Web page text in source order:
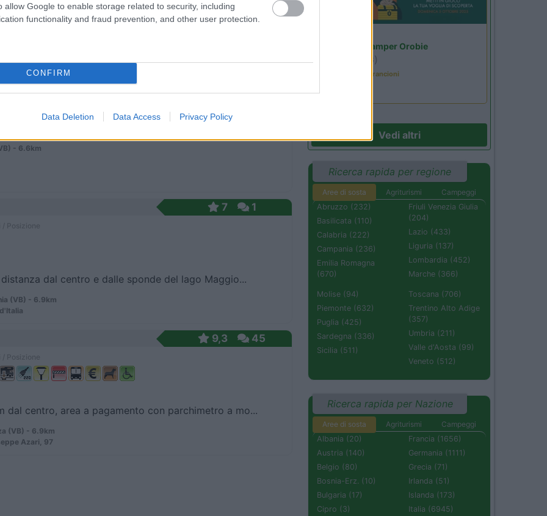
allow Google to enable storage related to security, including
functionality and fraud prevention, and other user protection.
CONFIRM
Data Deletion Data Access Privacy Policy
misto auto senza servizi.
Posizione
- 6.6km
7 1
dal centro e dalle sponde del lago Maggio...
(VB) - 6.9km
9,3 45
dal centro, area a pagamento con parchimetro a mo...
(VB) - 6.9km
Azari, 97
Area Sosta Camper Orobie
(BG)
Caccia ai tesori arancioni
Vedi altri
Ricerca rapida per regione
Aree di sosta Agriturismi
Campeggi
Abruzzo (232)
Basilicata (110)
Calabria (222)
Campania (236)
Emilia Romagna
(670)
Friuli Venezia Giulia
(204)
Lazio (433)
Liguria (137)
Lombardia (452)
Marche (366)
Molise (94)
Piemonte (632)
Puglia (425)
Sardegna (336)
Sicilia (511)
Toscana (706)
Trentino Alto Adige
(357)
Umbria (211)
Valle d'Aosta (99)
Veneto (512)
Ricerca rapida per Nazione
Aree di sosta Agriturismi
Campeggi
Albania (20)
Austria (140)
Belgio (80)
Bosnia-Erz. (10)
Bulgaria (17)
Cipro (3)
Francia (1656)
Germania (1111)
Grecia (71)
Irlanda (51)
Islanda (173)
Italia (6945)